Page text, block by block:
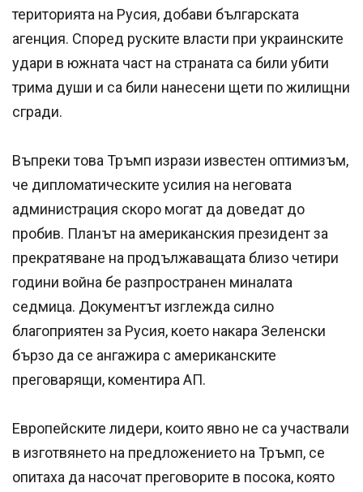
територията на Русия, добави българската
агенция. Според руските власти при украинските
удари в южната част на страната са били убити
трима души и са били нанесени щети по жилищни
сгради.
Въпреки това Тръмп изрази известен оптимизъм,
че дипломатическите усилия на неговата
администрация скоро могат да доведат до
пробив. Планът на американския президент за
прекратяване на продължаващата близо четири
години война бе разпространен миналата
седмица. Документът изглежда силно
благоприятен за Русия, което накара Зеленски
бързо да се ангажира с американските
преговарящи, коментира АП.
Европейските лидери, които явно не са участвали
в изготвянето на предложението на Тръмп, се
опитаха да насочат преговорите в посока, която